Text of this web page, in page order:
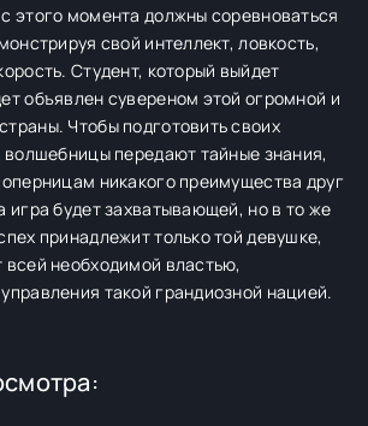
этого момента должны соревноваться
свой интеллект, ловкость,
Студент, который выйдет
объявлен сувереном этой огромной и
Чтобы подготовить своих
волшебницы передают тайные знания,
никакого преимущества друг
игра будет захватывающей, но в то же
принадлежит только той девушке,
всей необходимой властью,
такой грандиозной нацией.